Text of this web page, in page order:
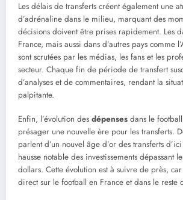
Les délais de transferts créent également une
d’adrénaline dans le milieu, marquant des
décisions doivent être prises rapidement. Les
France, mais aussi dans d’autres pays comme
sont scrutées par les médias, les fans et les
secteur. Chaque fin de période de transfert
d’analyses et de commentaires, rendant la
palpitante.
Enfin, l’évolution des dépenses dans le
présager une nouvelle ère pour les transferts.
parlent d’un nouvel âge d’or des transferts
hausse notable des investissements dépassant
dollars. Cette évolution est à suivre de près,
direct sur le football en France et dans le reste